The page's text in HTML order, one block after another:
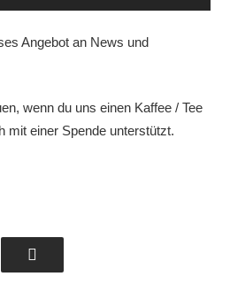
Angebot an News und
wenn du uns einen Kaffee / Tee
mit einer Spende unterstützt.